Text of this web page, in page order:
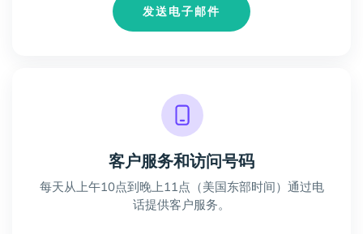
发送电子邮件
客户服务和访问号码
每天从上午10点到晚上11点（美国东部时间）通过电
话提供客户服务。